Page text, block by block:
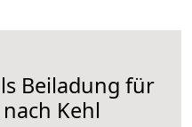
Beiladung für
Kehl